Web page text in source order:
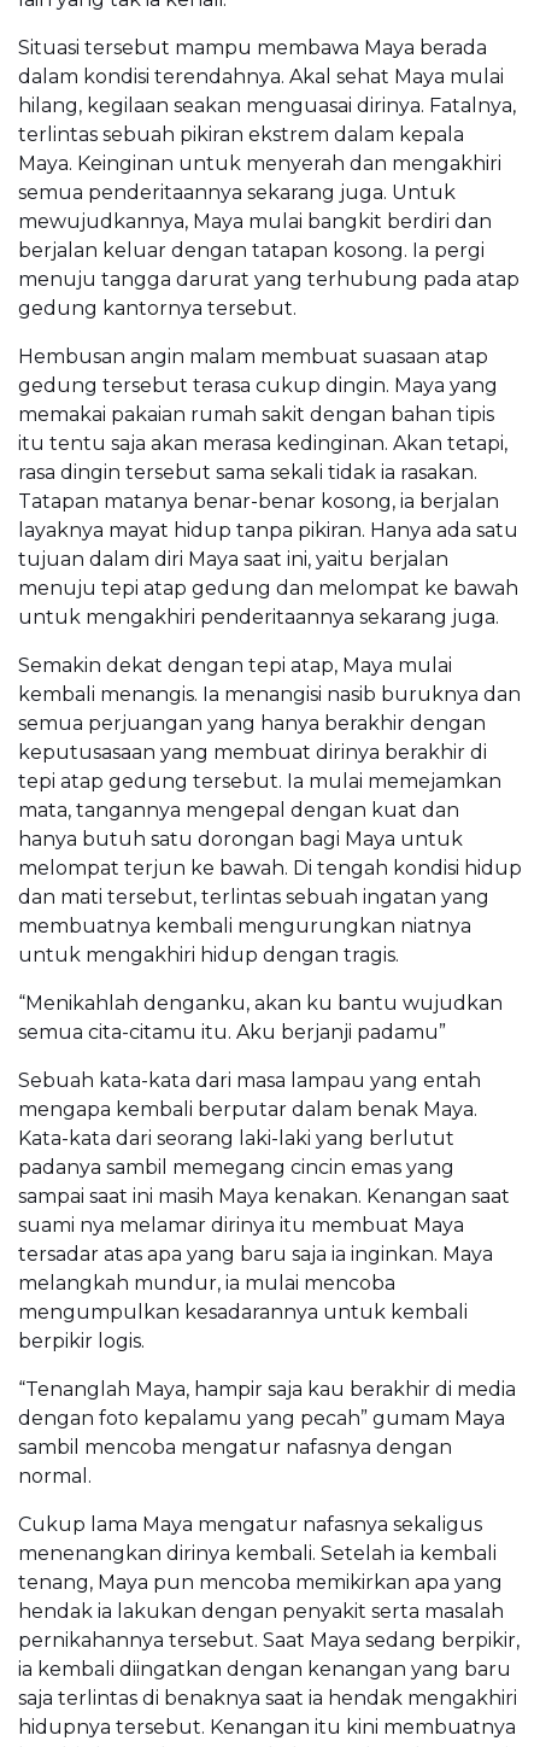
Situasi tersebut mampu membawa Maya berada
dalam kondisi terendahnya. Akal sehat Maya mulai
hilang, kegilaan seakan menguasai dirinya. Fatalnya,
terlintas sebuah pikiran ekstrem dalam kepala
Maya. Keinginan untuk menyerah dan mengakhiri
semua penderitaannya sekarang juga. Untuk
mewujudkannya, Maya mulai bangkit berdiri dan
berjalan keluar dengan tatapan kosong. Ia pergi
menuju tangga darurat yang terhubung pada atap
gedung kantornya tersebut.
Hembusan angin malam membuat suasaan atap
gedung tersebut terasa cukup dingin. Maya yang
memakai pakaian rumah sakit dengan bahan tipis
itu tentu saja akan merasa kedinginan. Akan tetapi,
rasa dingin tersebut sama sekali tidak ia rasakan.
Tatapan matanya benar-benar kosong, ia berjalan
layaknya mayat hidup tanpa pikiran. Hanya ada satu
tujuan dalam diri Maya saat ini, yaitu berjalan
menuju tepi atap gedung dan melompat ke bawah
untuk mengakhiri penderitaannya sekarang juga.
Semakin dekat dengan tepi atap, Maya mulai
kembali menangis. Ia menangisi nasib buruknya dan
semua perjuangan yang hanya berakhir dengan
keputusasaan yang membuat dirinya berakhir di
tepi atap gedung tersebut. Ia mulai memejamkan
mata, tangannya mengepal dengan kuat dan
hanya butuh satu dorongan bagi Maya untuk
melompat terjun ke bawah. Di tengah kondisi hidup
dan mati tersebut, terlintas sebuah ingatan yang
membuatnya kembali mengurungkan niatnya
untuk mengakhiri hidup dengan tragis.
“Menikahlah denganku, akan ku bantu wujudkan
semua cita-citamu itu. Aku berjanji padamu”
Sebuah kata-kata dari masa lampau yang entah
mengapa kembali berputar dalam benak Maya.
Kata-kata dari seorang laki-laki yang berlutut
padanya sambil memegang cincin emas yang
sampai saat ini masih Maya kenakan. Kenangan saat
suami nya melamar dirinya itu membuat Maya
tersadar atas apa yang baru saja ia inginkan. Maya
melangkah mundur, ia mulai mencoba
mengumpulkan kesadarannya untuk kembali
berpikir logis.
“Tenanglah Maya, hampir saja kau berakhir di media
dengan foto kepalamu yang pecah” gumam Maya
sambil mencoba mengatur nafasnya dengan
normal.
Cukup lama Maya mengatur nafasnya sekaligus
menenangkan dirinya kembali. Setelah ia kembali
tenang, Maya pun mencoba memikirkan apa yang
hendak ia lakukan dengan penyakit serta masalah
pernikahannya tersebut. Saat Maya sedang berpikir,
ia kembali diingatkan dengan kenangan yang baru
saja terlintas di benaknya saat ia hendak mengakhiri
hidupnya tersebut. Kenangan itu kini membuatnya